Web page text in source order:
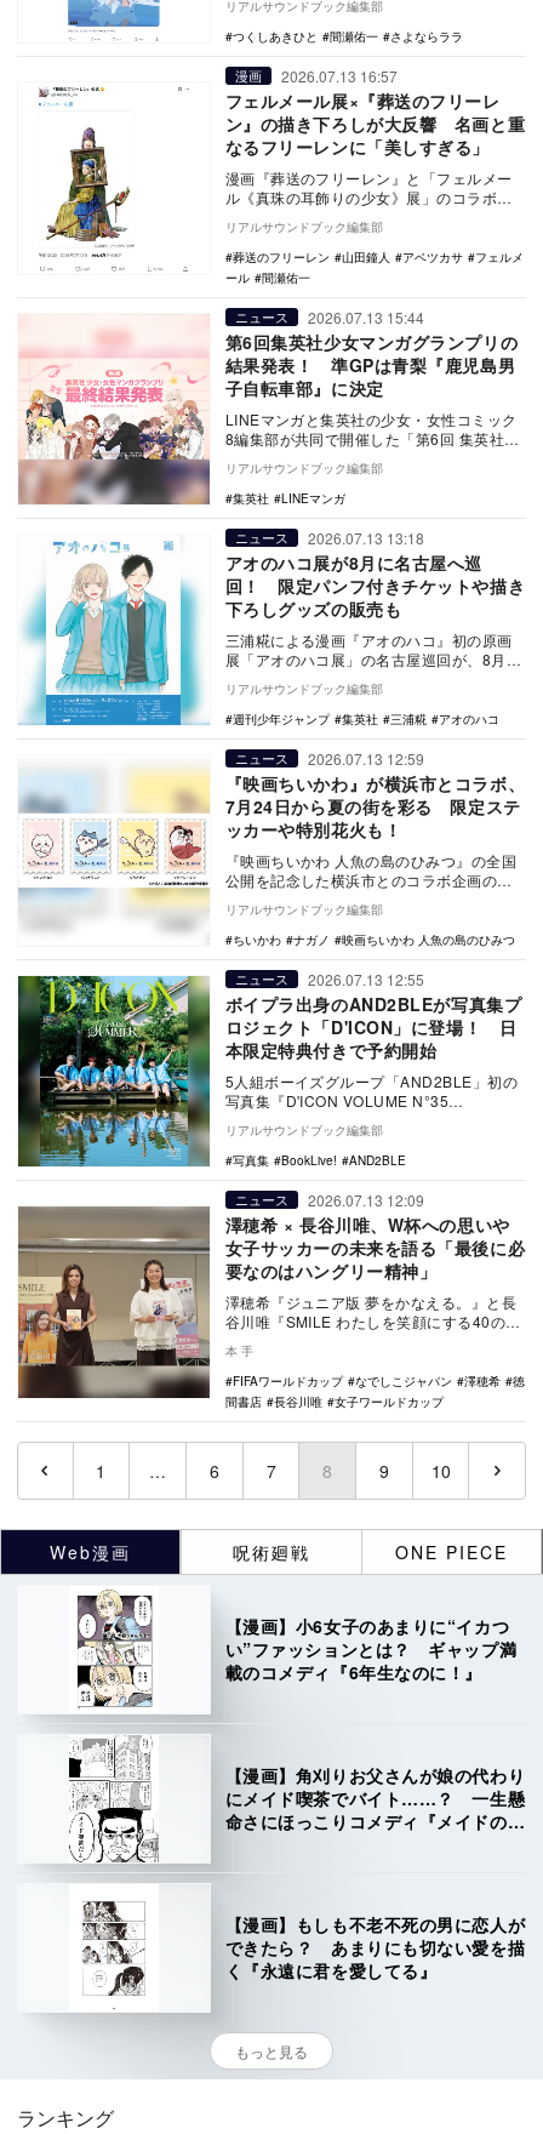
によるクレジ…
リアルサウンドブック編集部
つくしあきひと
間瀬佑一 さよならララ
漫画 2026.07.13 16:57
フェルメール展×『葬送のフリーレ
ン』の描き下ろしが大反響 名画と重
なるフリーレンに「美しすぎる」
漫画『葬送のフリーレン』と「フェルメー
ル《真珠の耳飾りの少女》展」のコラボ描
き下ろしが公開され、大きな反響を呼んで
いる。 『…
リアルサウンドブック編集部
葬送のフリーレン
山田鐘人 アベツカサ
フェルメ
ール
間瀬佑一
ニュース 2026.07.13 15:44
第6回集英社少女マンガグランプリの
結果発表！ 準GPは青梨『鹿児島男
子自転車部』に決定
LINEマンガと集英社の少女・女性コミック
8編集部が共同で開催した「第6回 集英社少
女・女性マンガグランプリ powered b…
リアルサウンドブック編集部
集英社
LINEマンガ
ニュース 2026.07.13 13:18
アオのハコ展が8月に名古屋へ巡
回！ 限定パンフ付きチケットや描き
下ろしグッズの販売も
三浦糀による漫画『アオのハコ』初の原画
展「アオのハコ展」の名古屋巡回が、8月22
日から9月27日までテレピアホールにて開催
される…
リアルサウンドブック編集部
週刊少年ジャンプ
集英社 三浦糀 アオのハコ
ニュース 2026.07.13 12:59
『映画ちいかわ』が横浜市とコラボ、
7月24日から夏の街を彩る 限定ステ
ッカーや特別花火も！
『映画ちいかわ 人魚の島のひみつ』の全国
公開を記念した横浜市とのコラボ企画の詳
細が発表された。7月24日から8月2日ま
で、切手風…
リアルサウンドブック編集部
ちいかわ
ナガノ 映画ちいかわ 人魚の島のひみつ
ニュース 2026.07.13 12:55
ボイプラ出身のAND2BLEが写真集プ
ロジェクト「D'ICON」に登場！ 日
本限定特典付きで予約開始
5人組ボーイズグループ「AND2BLE」初の
写真集『D'ICON VOLUME N°35
AND2BLE』が7月10日より蔦屋書…
リアルサウンドブック編集部
写真集
BookLive! AND2BLE
ニュース 2026.07.13 12:09
澤穂希 × 長谷川唯、W杯への思いや
女子サッカーの未来を語る「最後に必
要なのはハングリー精神」
澤穂希『ジュニア版 夢をかなえる。』と長
谷川唯『SMILE わたしを笑顔にする40の思
考と習慣』（ともに徳間書店）のダブル刊
行を…
本 手
FIFAワールドカップ
なでしこジャパン 澤穂希
徳
間書店
長谷川唯 女子ワールドカップ
1 … 6 7 8 (current)
9 10
Web漫画 呪術廻戦 ONE PIECE
【漫画】小6女子のあまりに“イカつ
い”ファッションとは？ ギャップ満
載のコメディ『6年生なのに！』
【漫画】角刈りお父さんが娘の代わり
にメイド喫茶でバイト……？ 一生懸
命さにほっこりコメディ『メイドの源
【漫画】もしも不老不死の男に恋人が
できたら？ あまりにも切ない愛を描
く『永遠に君を愛してる』
もっと見る
ランキング